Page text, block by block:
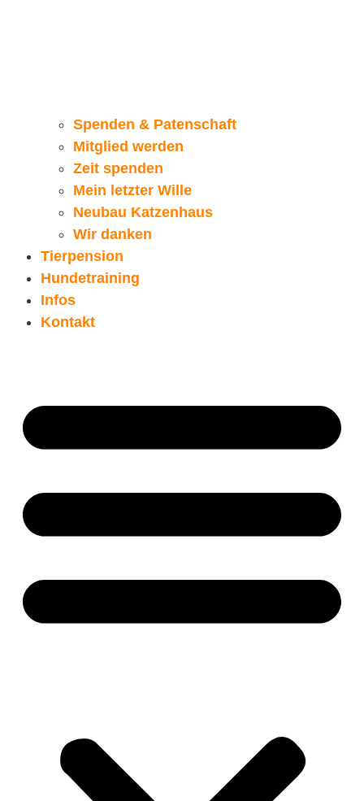
Spenden & Patenschaft
Mitglied werden
Zeit spenden
Mein letzter Wille
Neubau Katzenhaus
Wir danken
Tierpension
Hundetraining
Infos
Kontakt